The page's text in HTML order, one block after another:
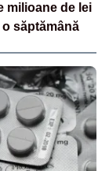
milioane de lei
săptămână